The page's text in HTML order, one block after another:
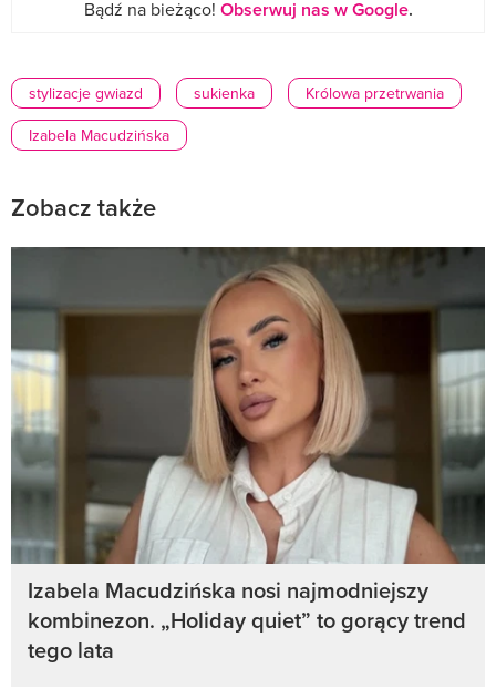
Bądź na bieżąco! Obserwuj nas w Google.
stylizacje gwiazd sukienka
Królowa przetrwania
Izabela Macudzińska
Zobacz także
Izabela Macudzińska nosi najmodniejszy
kombinezon. „Holiday quiet” to gorący trend
tego lata